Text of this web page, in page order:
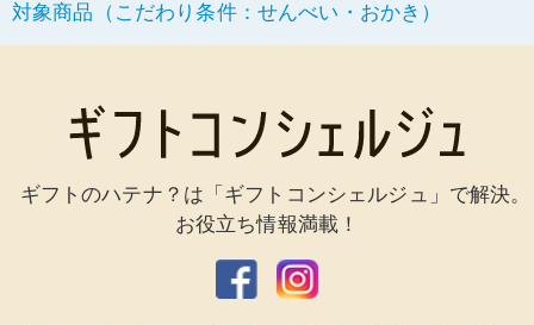
対象商品（こだわり条件：せんべい・おかき）
ギフトのハテナ？は「ギフトコンシェルジュ」で解決。
お役立ち情報満載！